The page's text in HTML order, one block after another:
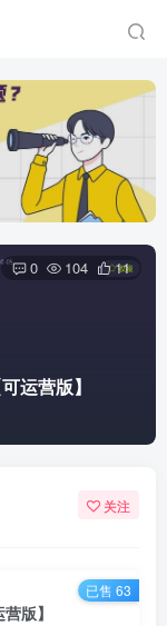
运营版】
0 104 11
关注
版】
已售 63